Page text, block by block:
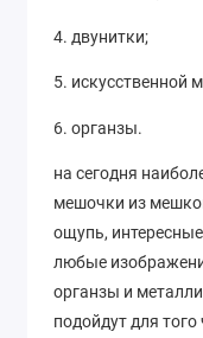
4. двунитки;
5. искусственной
6. органзы.
на сегодня
мешочки из
ощупь,
любые
органзы и
подойдут для